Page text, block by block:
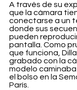
A través de su
que la cámara
conectarse a un
donde sus
pueden
pantalla. Como
que funciona,
grabado con la
modelo
el bolso en la
París.